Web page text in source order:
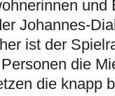
Johannes-
ist der
die
die knapp